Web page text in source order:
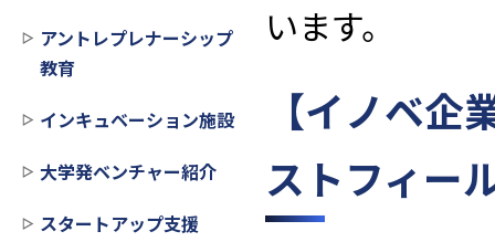
アントレプレナーシップ
教育
インキュベーション施設
大学発ベンチャー紹介
スタートアップ支援
います。
【イノベ
ストフィー